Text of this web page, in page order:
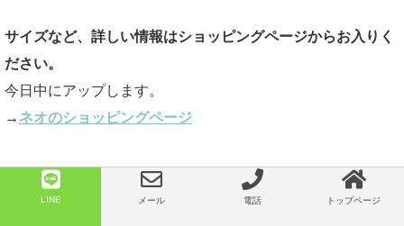
サイズなど、詳しい情報はショッピングページからお入りく
ださい。
今日中にアップします。
→ ネオのショッピングページ
＊着画像は店長が着ています。
LINE メール 電話 トップページ